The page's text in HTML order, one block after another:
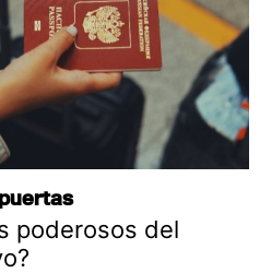
poderosos del